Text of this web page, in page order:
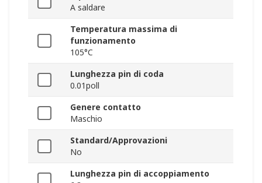
A saldare
Temperatura massima di
funzionamento
105°C
Lunghezza pin di coda
0.01poll
Genere contatto
Maschio
Standard/Approvazioni
No
Lunghezza pin di accoppiamento